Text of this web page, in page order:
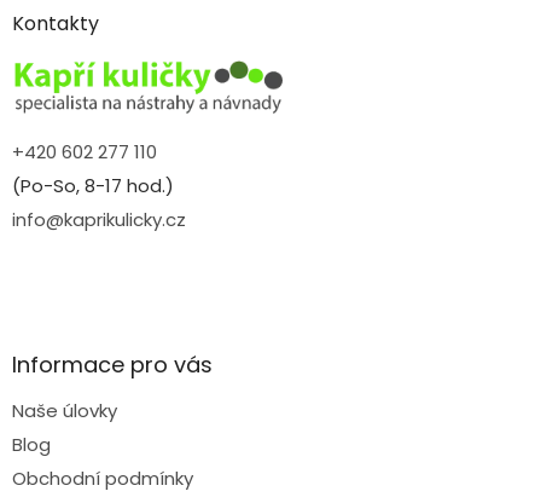
aKontakty
+420 602 277 110
(Po-So, 8-17 hod.)
info@kaprikulicky.cz
Informace pro vás
Naše úlovky
Blog
Obchodní podmínky